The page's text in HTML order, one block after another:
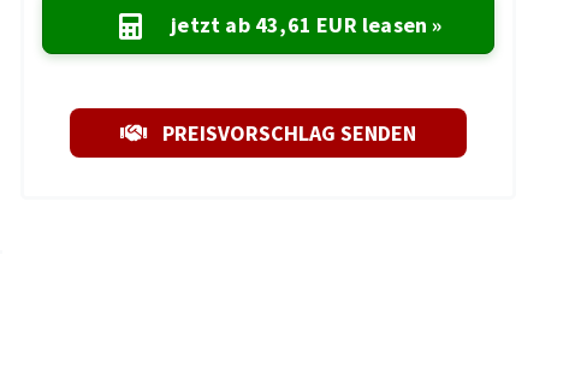
jetzt ab 43,61 EUR leasen »
PREISVORSCHLAG SENDEN